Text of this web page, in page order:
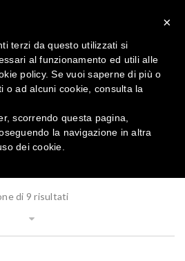
di 9 risultati
×
terzi da questo utilizzati si
al funzionamento ed utili alle
policy. Se vuoi saperne di più o
o ad alcuni cookie, consulta la
scorrendo questa pagina,
la navigazione in altra
dei cookie.